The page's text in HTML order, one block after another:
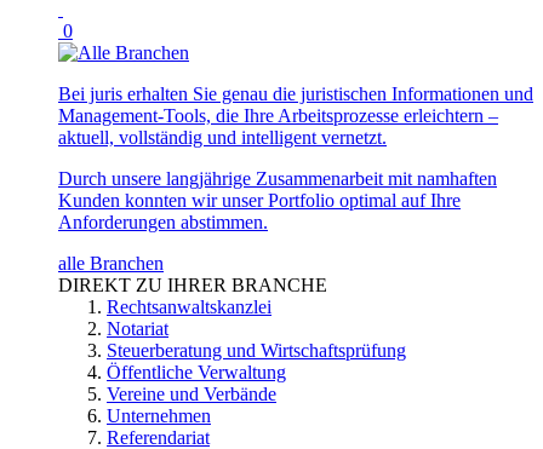
0
Bei juris erhalten Sie genau die juristischen Informationen und
Management-Tools, die Ihre Arbeitsprozesse erleichtern –
aktuell, vollständig und intelligent vernetzt.
Durch unsere langjährige Zusammenarbeit mit namhaften
Kunden konnten wir unser Portfolio optimal auf Ihre
Anforderungen abstimmen.
alle Branchen
DIREKT ZU IHRER BRANCHE
Rechtsanwaltskanzlei
Notariat
Steuerberatung und Wirtschaftsprüfung
Öffentliche Verwaltung
Vereine und Verbände
Unternehmen
Referendariat